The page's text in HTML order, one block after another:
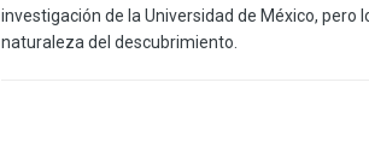
investigación de la Universidad de México,
naturaleza del descubrimiento.